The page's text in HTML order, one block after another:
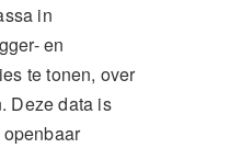
in
en
te tonen, over
Deze data is